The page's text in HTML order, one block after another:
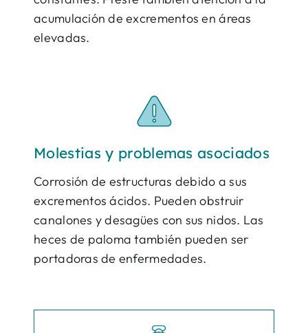
acumulación de excrementos en áreas
elevadas.
Molestias y problemas asociados
Corrosión de estructuras debido a sus
excrementos ácidos. Pueden obstruir
canalones y desagües con sus nidos. Las
heces de paloma también pueden ser
portadoras de enfermedades.